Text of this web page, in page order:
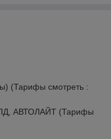
(Тарифы смотреть :
АВТОЛАЙТ (Тарифы